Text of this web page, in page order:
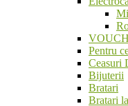
Pentru
Ceasuri
Bijuterii
Bratari
Bratari